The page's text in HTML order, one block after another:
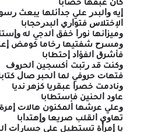
ﻛﺎﻥ ﻋﺒﻘﻬﺎ ﺧﻀﺎﺑﺎ
ﺇﻳﻪ ﻭﺍﻟﺒﺪﺭ ﻋﻠﻲ ﺟﺪﺍﺋﻠﻬﺎ ﻳﺒﻌﺚ
ﺍﻹﺧﺘﻼﺱ ﻓﺘﻮﺍﺭﻱ ﺍﻟﺒﺪﺭﺣﺠﺎﺑﺎ
ﻭﻣﻴﺰﺍﻧﻬﺎ ﻧﻮﺭﺍ ﺧﻔﻖ ﺍﻟﺪﺟﻲ ﻟﻪ
ﻭﻣﺴﺮﺡ ﺷﻔﺘﻴﻬﺎ ﺭﺧﺎﻣﺎ ﻛﻮﻣﺾ
ﻓﺄﺷﺮﻕ ﺍﻟﻔﺆﺍﺩ ﺇﺣﺘﻄﺎﺑﺎ
ﻭﻛﻨﺖ ﻗﺪ ﺭﺗﺒﺖ أكسجين ﺍﻟﺤﺮﻭﻑ
ﻓﺘﻬﺎﺕ ﺣﺮﻭﻓﻲ ﻟﻤﺎ ﺍﻟﺤﺒﺮ ﺻﺎﻝ
ﻭﻧﺎﺩﻣﺖ ﺧﺼﺮﺍ ﻋﺒﻘﺮﻳﺎ ﻛﺰﻫﺮ ﻧﺪﻳﺎ
ﻋﺎﻭﺩ ﺍﻟﺤﻨﻴﻦ ﻓﺈﺳﺘﻄﺎﺑﺎ
ﻭﻋﻠﻲ ﻋﺮﺷﻬﺎ ﺍﻟﻤﻜﻨﻮﻥ ﻫﺎﻻﺕ ﺇﻣﺮﺓ
ﺗﻬﺎﻭﻱ ﺍﻟﻘﻠﺐ ﺻﺮﻳﻌﺎ ﻭﺇﻫﺘﺪﺍﺑﺎ
ﻳﺎ ﺇﻣﺮﺃﺓ ﺗﺴﺘﻄﻴﻞ ﻋﻠﻲ ﺟﺴﺎﺭﺍﺕ